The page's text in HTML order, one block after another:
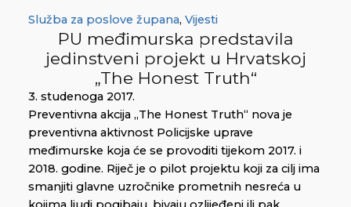
Služba za poslove župana, Vijesti
PU međimurska predstavila
jedinstveni projekt u Hrvatskoj
„The Honest Truth“
3. studenoga 2017.
Preventivna akcija „The Honest Truth“ nova je
preventivna aktivnost Policijske uprave
međimurske koja će se provoditi tijekom 2017. i
2018. godine. Riječ je o pilot projektu koji za cilj ima
smanjiti glavne uzročnike prometnih nesreća u